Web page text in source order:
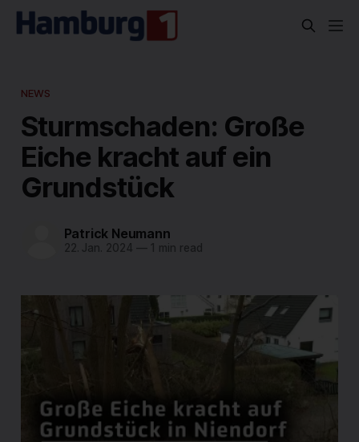
NEWS
Sturmschaden: Große
Eiche kracht auf ein
Grundstück
Patrick Neumann
22. Jan. 2024 —1 min read